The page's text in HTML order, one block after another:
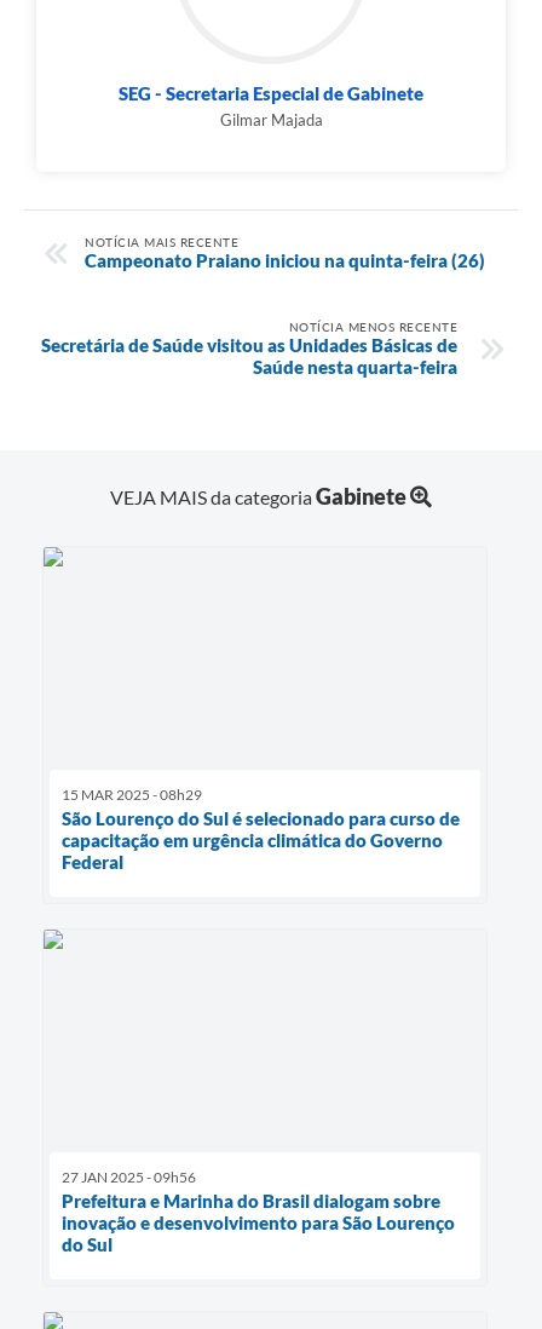
SEG - Secretaria Especial de Gabinete
Gilmar Majada
NOTÍCIA MAIS RECENTE
Campeonato Praiano iniciou na quinta-feira (26)
NOTÍCIA MENOS RECENTE
Secretária de Saúde visitou as Unidades Básicas de
Saúde nesta quarta-feira
VEJA MAIS da categoriaGabinete
15 MAR 2025 - 08h29
São Lourenço do Sul é selecionado para curso de
capacitação em urgência climática do Governo
Federal
27 JAN 2025 - 09h56
Prefeitura e Marinha do Brasil dialogam sobre
inovação e desenvolvimento para São Lourenço
do Sul